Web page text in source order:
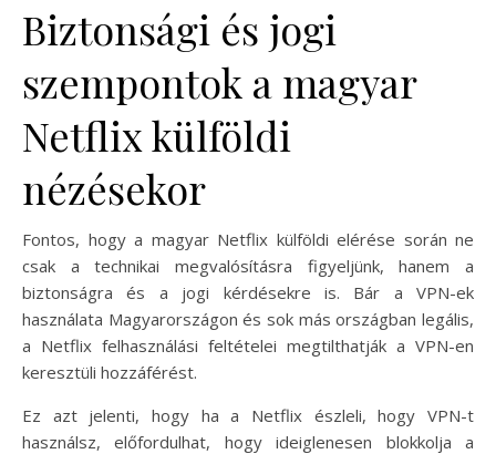
Biztonsági és jogi
szempontok a magyar
Netflix külföldi
nézésekor
Fontos, hogy a magyar Netflix külföldi elérése során ne
csak a technikai megvalósításra figyeljünk, hanem a
biztonságra és a jogi kérdésekre is. Bár a VPN-ek
használata Magyarországon és sok más országban legális,
a Netflix felhasználási feltételei megtilthatják a VPN-en
keresztüli hozzáférést.
Ez azt jelenti, hogy ha a Netflix észleli, hogy VPN-t
használsz, előfordulhat, hogy ideiglenesen blokkolja a